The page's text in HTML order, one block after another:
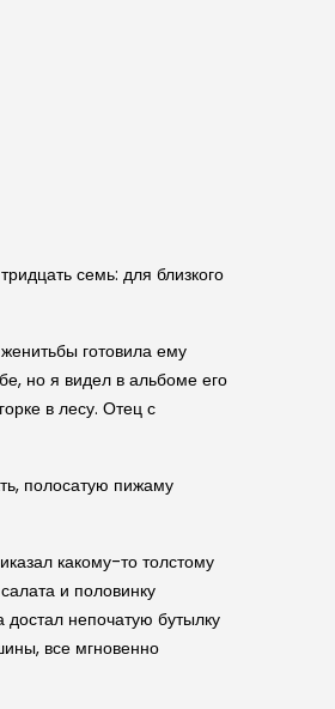
семь: для близкого
готовила ему
но я видел в альбоме его
в лесу. Отец с
полосатую пижаму
какому-то толстому
и половинку
непочатую бутылку
все мгновенно